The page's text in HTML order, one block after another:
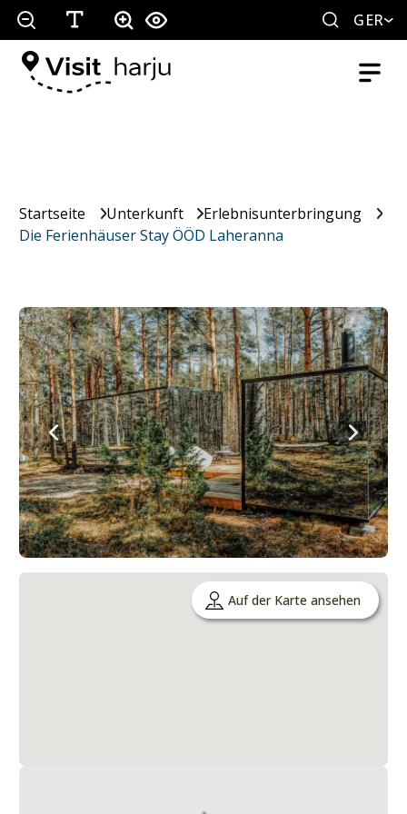
GER
Startseite Unterkunft
Erlebnisunterbringung
Die Ferienhäuser Stay ÖÖD Laheranna
Auf der Karte ansehen